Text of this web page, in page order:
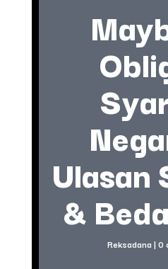
Ulasan
&
Reksadana | 0